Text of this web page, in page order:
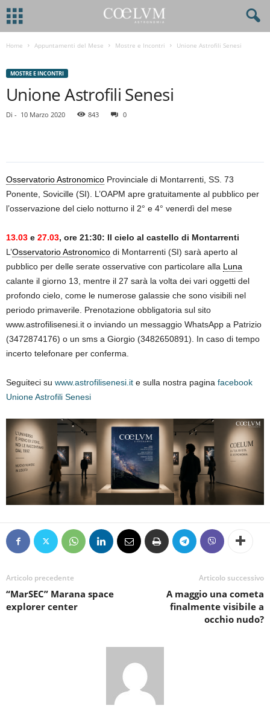
Home Appuntamenti del Mese Mostre e Incontri Unione Astrofili Senesi
MOSTRE E INCONTRI
Unione Astrofili Senesi
Di - 10 Marzo 2020 843 0
Osservatorio Astronomico Provinciale di Montarrenti, SS. 73
Ponente, Sovicille (SI). L’OAPM apre gratuitamente al pubblico per
l’osservazione del cielo notturno il 2° e 4° venerdì del mese
13.03 e 27.03, ore 21:30: Il cielo al castello di Montarrenti
L’Osservatorio Astronomico di Montarrenti (SI) sarà aperto al
pubblico per delle serate osservative con particolare alla Luna
calante il giorno 13, mentre il 27 sarà la volta dei vari oggetti del
profondo cielo, come le numerose galassie che sono visibili nel
periodo primaverile. Prenotazione obbligatoria sul sito
www.astrofilisenesi.it o inviando un messaggio WhatsApp a Patrizio
(3472874176) o un sms a Giorgio (3482650891). In caso di tempo
incerto telefonare per conferma.
Seguiteci su www.astrofilisenesi.it e sulla nostra pagina facebook
Unione Astrofili Senesi
Articolo precedente
“MarSEC” Marana space
explorer center
Articolo successivo
A maggio una cometa
finalmente visibile a
occhio nudo?